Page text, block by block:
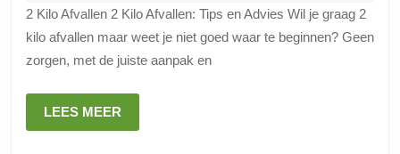
2
Kilo
2 Kilo Afvallen 2 Kilo Afvallen: Tips en Advies Wil je graag 2
kilo afvallen maar weet je niet goed waar te beginnen? Geen
zorgen, met de juiste aanpak en
LEES MEER
MEER